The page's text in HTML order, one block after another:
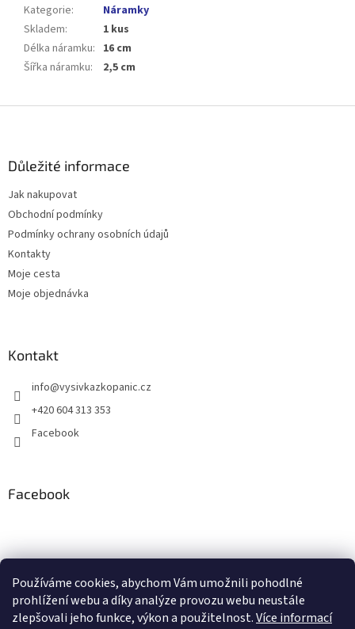
Používáme cookies, abychom Vám umožnili pohodlné
prohlížení webu a díky analýze provozu webu neustále
zlepšovali jeho funkce, výkon a použitelnost.Více informací
Kategorie:
Náramky
Skladem:
1 kus
Délka náramku: 16 cm
Šířka náramku: 2,5 cm
Důležité informace
Jak nakupovat
Obchodní podmínky
Podmínky ochrany osobních údajů
Kontakty
Moje cesta
Moje objednávka
Kontakt
info@vysivkazkopanic.cz
+420 604 313 353
Facebook
Facebook